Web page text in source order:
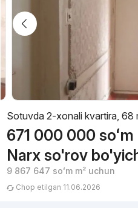
Sotuvda 2-xonali kvartira, 68
671 000 000 soʻm
Narx so'rov
9 867 647 soʻmm² uchun
Chop etilgan 11.06.2026